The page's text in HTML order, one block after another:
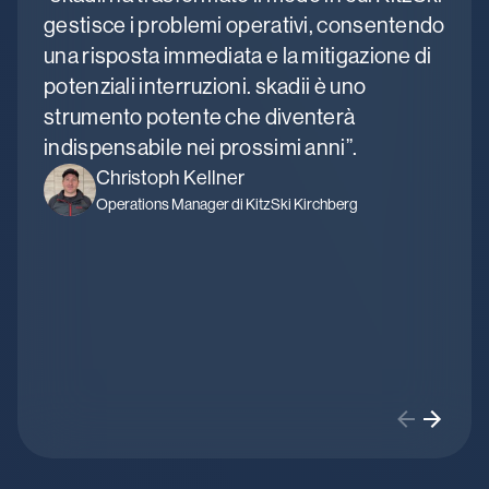
gestisce i problemi operativi, consentendo
una risposta immediata e la mitigazione di
potenziali interruzioni. skadii è uno
strumento potente che diventerà
indispensabile nei prossimi anni”.
Christoph Kellner
Operations Manager di KitzSki Kirchberg